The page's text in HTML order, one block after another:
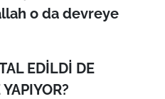
o da devreye
EDİLDİ DE